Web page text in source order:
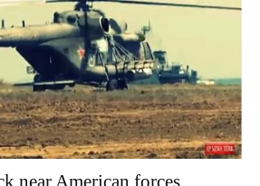
near American forces